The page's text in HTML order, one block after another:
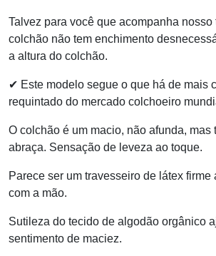
Talvez para você que acompanha nosso
colchão não tem enchimento
a altura do colchão.
✔ Este modelo segue o que há de mais
requintado do mercado colchoeiro
O colchão é um macio, não afunda, mas
abraça. Sensação de leveza ao toque.
Parece ser um travesseiro de látex firme
com a mão.
Sutileza do tecido de algodão orgânico
sentimento de maciez.